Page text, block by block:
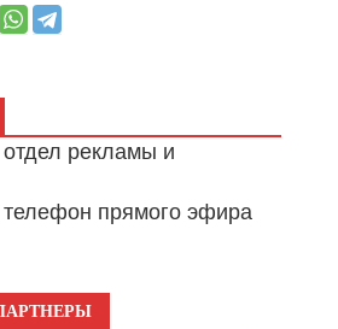
рекламы и
прямого эфира